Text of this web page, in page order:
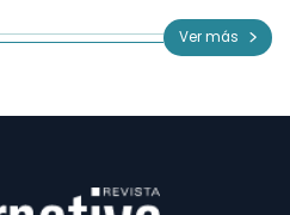
Ver más